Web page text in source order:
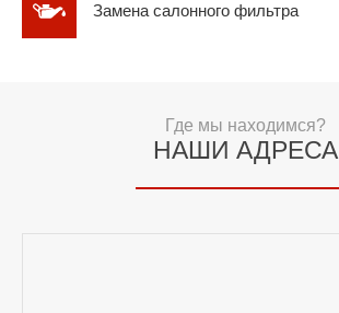
Замена салонного фильтра
Где мы находимся?
НАШИ АДРЕСА